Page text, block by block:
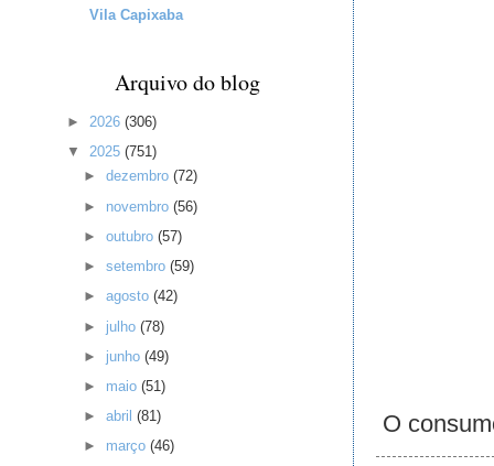
O
Vila Capixaba
Arquivo do blog
► 2026 (306)
▼ 2025 (751)
►dezembro(72)
► novembro(56)
►outubro(57)
►setembro(59)
►agosto(42)
► julho(78)
► junho(49)
► maio(51)
►abril(81)
► março(46)